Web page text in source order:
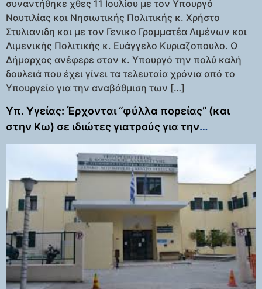
συναντήθηκε χθες 11 Ιουλίου με τον Υπουργό
Ναυτιλίας και Νησιωτικής Πολιτικής κ. Χρήστο
Στυλιανιδη και με τον Γενικο Γραμματέα Λιμένων και
Λιμενικής Πολιτικής κ. Ευάγγελο Κυριαζοπουλο. Ο
Δήμαρχος ανέφερε στον κ. Υπουργό την πολύ καλή
δουλειά που έχει γίνει τα τελευταία χρόνια από το
Υπουργείο για την αναβάθμιση των […]
Υπ. Υγείας: Έρχονται “φύλλα πορείας” (και
στην Κω) σε ιδιώτες γιατρούς για την
στελέχωση των νοσοκομείων